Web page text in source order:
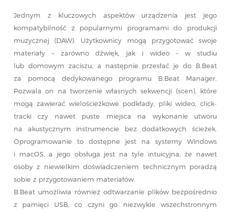
Jednym z kluczowych aspektów urządzenia jest jego
kompatybilność z popularnymi programami do produkcji
muzycznej (DAW). Użytkownicy mogą przygotować swoje
materiały – zarówno dźwięk, jak i wideo – w studiu
lub domowym zaciszu, a następnie przesłać je do B.Beat
za pomocą dedykowanego programu B.Beat Manager.
Pozwala on na tworzenie własnych sekwencji (scen), które
mogą zawierać wielościeżkowe podkłady, pliki wideo, click-
tracki czy nawet puste miejsca na wykonanie utworu
na akustycznym instrumencie bez dodatkowych ścieżek.
Oprogramowanie to dostępne jest na systemy Windows
i macOS, a jego obsługa jest na tyle intuicyjna, że nawet
osoby z niewielkim doświadczeniem technicznym poradzą
sobie z przygotowaniem materiałów.
B.Beat umożliwia również odtwarzanie plików bezpośrednio
z pamięci USB, co czyni go niezwykle wszechstronnym